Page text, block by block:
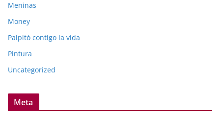
Meninas
Money
Palpitó contigo la vida
Pintura
Uncategorized
Meta